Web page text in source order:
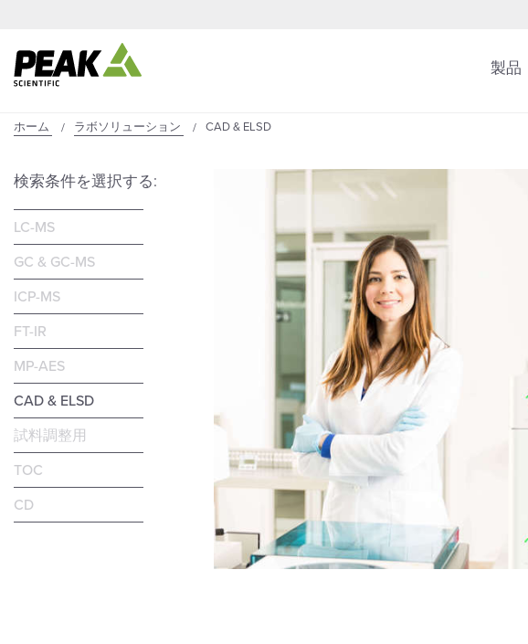
製品
ホーム ラボソリューション CAD & ELSD
検索条件を選択する:
LC-MS
GC & GC-MS
ICP-MS
FT-IR
MP-AES
CAD & ELSD
試料調整用
TOC
CD